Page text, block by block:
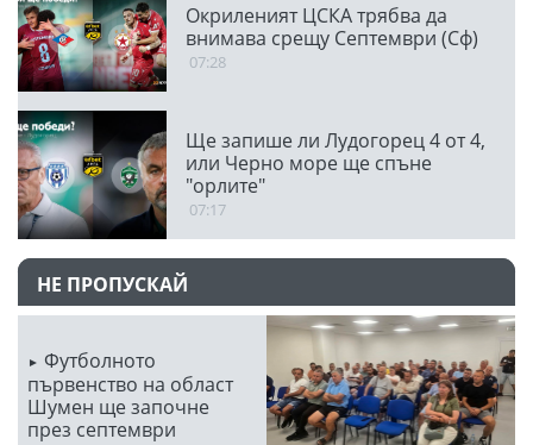
Окриленият ЦСКА трябва да
внимава срещу Септември (Сф)
07:28
Ще запише ли Лудогорец 4 от 4,
или Черно море ще спъне
"орлите"
07:17
НЕ ПРОПУСКАЙ
Футболното
първенство на област
Шумен ще започне
през септември